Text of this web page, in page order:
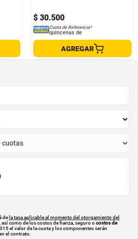
$ 30.500
Cuota de Referencia*
quincenas de
AGREGAR
de la tasa aplicable al momento del otorgamiento del
así como de los costos de fianza, seguro ocostos de
el valor de la cuota y los componentes serán
el contrato.